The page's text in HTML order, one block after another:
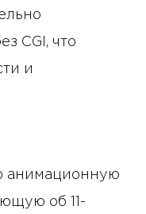
CGI, что
и
анимационную
об 11-